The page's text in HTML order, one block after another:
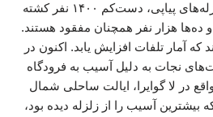
گزارش شده که در این زلزله‌های پیاپی، دست‌کم ۱۴۰۰ نفر کشته
ده‌ها هزار نفر همچنان مفقود هستند.
که آمار تلفات افزایش یابد. اکنون در
نجات به دلیل آسیب به فرودگاه
در لا گوایرا، ایالت ساحلی شمال
بیشترین آسیب را از زلزله دیده بود،